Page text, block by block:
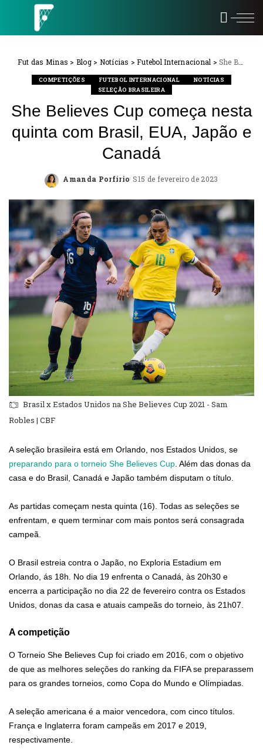
Fut das Minas > Blog> Notícias >Futebol Internacional > She Believes Cup começa nesta quinta com Brasil, EUA, Japão e Canadá
COMPETIÇÕES FUTEBOL INTERNACIONAL
NOTÍCIAS
SELEÇÃO BRASILEIRA
She Believes Cup começa nesta
quinta com Brasil, EUA, Japão e
Canadá
Posted
Amanda Porfírio 15 de fevereiro de 2023
Brasil x Estados Unidos na She Believes Cup 2021 - Sam
Robles | CBF
A seleção brasileira está em Orlando, nos Estados Unidos, se
preparando para o torneio She Believes Cup. Além das donas da
casa e do Brasil, Canadá e Japão também disputam o título.
As partidas começam nesta quinta (16). Todas as seleções se
enfrentam, e quem terminar com mais pontos será consagrada
campeã.
O Brasil estreia contra o Japão, no Exploria Estadium em
Orlando, ás 18h. No dia 19 enfrenta o Canadá, às 20h30 e
encerra a participação no dia 22 de fevereiro contra os Estados
Unidos, donas da casa e atuais campeãs do torneio, às 21h07.
A competição
O Torneio She Believes Cup foi criado em 2016, com o objetivo
de que as melhores seleções do ranking da FIFA se preparassem
para os grandes torneios, como Copa do Mundo e Olímpiadas.
A seleção americana é a maior vencedora, com cinco títulos.
França e Inglaterra foram campeãs em 2017 e 2019,
respectivamente.